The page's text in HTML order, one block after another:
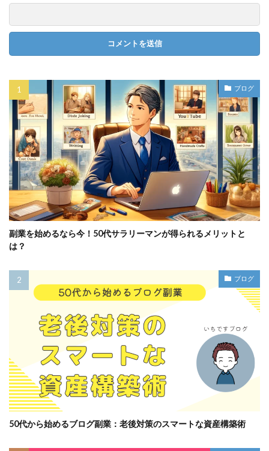
ブログ
副業を始めるなら今！50代サラリーマンが得られるメリットと
は？
ブログ
50代から始めるブログ副業：老後対策のスマートな資産構築術